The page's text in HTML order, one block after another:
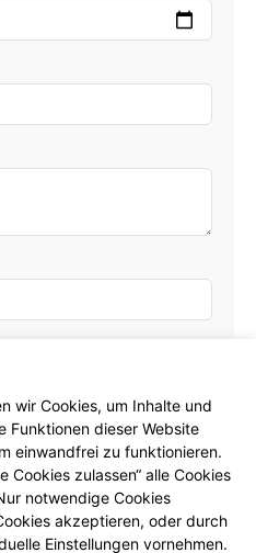
zur
wir Cookies, um Inhalte und
Funktionen dieser Website
einwandfrei zu funktionieren.
Cookies zulassen“ alle Cookies
notwendige Cookies
akzeptieren, oder durch
Einstellungen vornehmen.